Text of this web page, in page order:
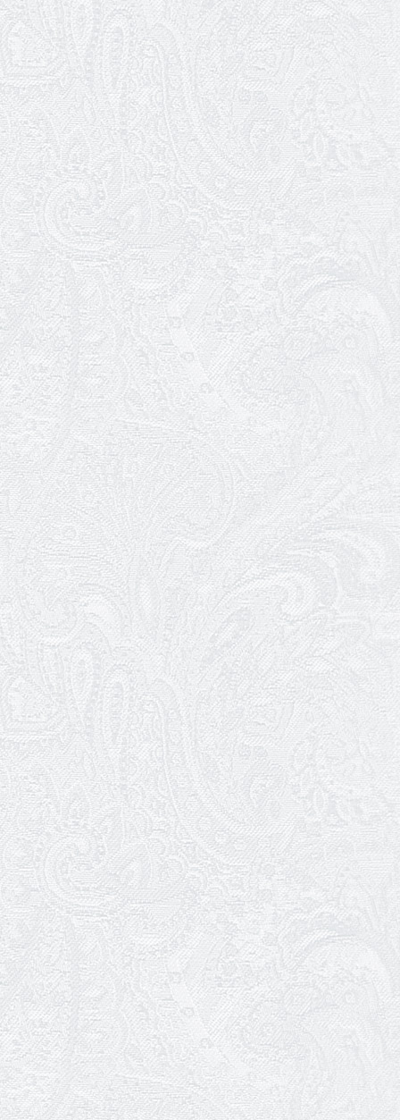
Вітаємо з прем'єрою у виставі «Два
кольори однієї долі» Катерину Мись!
26.04.2026
З першою прем'єрою 2026 року!
25.04.2026
Трудовий ювілей Ауріки Ахметової
24.04.2026
З прем'єрою вистави «Божевільна
родина»!
02.04.2026
Запрошуємо на прем'єру вистави
«Божевільна родина»
01.04.2026
Трудовий ювілей Олени Корольової
27.03.2026
З Всесвітнім днем театру!
26.03.2026
Божевільна родина — 24 та 26 квітня
25.03.2026
Нам — 79!
17.03.2026
Зелене світло твого дозвілля
11.03.2026
Результати конкурсу
10.03.2026
Ювілей Тетяни Хамітової
03.03.2026
Ювілей Сергія Богаченка
02.03.2026
Результати конкурсу
27.02.2026
Ювілей Олександра Жигуліна
19.02.2026
Про гастрольний захід SQUIRT. The
Las Vegas Show
11.02.2026
Конкурс на заміщення посади
«завідувач художньо-постановочної
частини»
09.02.2026
Пішов з життя Ігор Дідурко